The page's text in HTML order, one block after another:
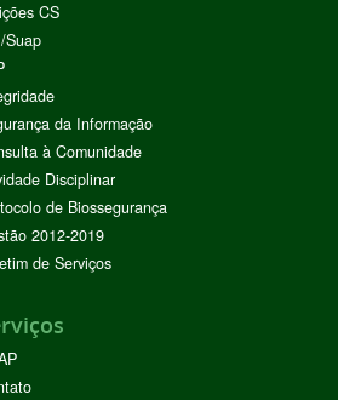
CS
Suap
da Informação
à Comunidade
Disciplinar
de Biossegurança
2012-2019
de Serviços